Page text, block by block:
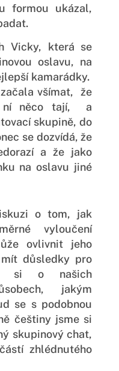
formou ukázal,
Vicky, která se
oslavu, na
kamarádky.
všímat, že
ní něco tají, a
skupině, do
se dozvídá, že
a že jako
na oslavu jiné
o tom, jak
vyloučení
ovlivnit jeho
důsledky pro
si o našich
jakým
se s podobnou
češtiny jsme si
skupinový chat,
zhlédnutého